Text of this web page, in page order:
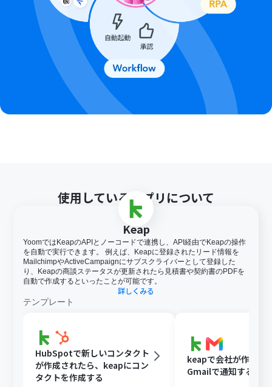
使用しているアプリについて
Keap
YoomではKeapのAPIとノーコードで連携し、API経由でKeapの操作
を自動で実行できます。 例えば、Keapに登録されたリード情報を
MailchimpやActiveCampaignにサブスクライバーとして登録した
り、Keapの商談ステータスが更新されたら見積書や契約書のPDFを
自動で作成するといったことが可能です。
詳しくみる
テンプレート
HubSpotで新しいコンタクト
が作成されたら、keapにコン
タクトを作成する
keapで会社が作成さ
Gmailで通知する